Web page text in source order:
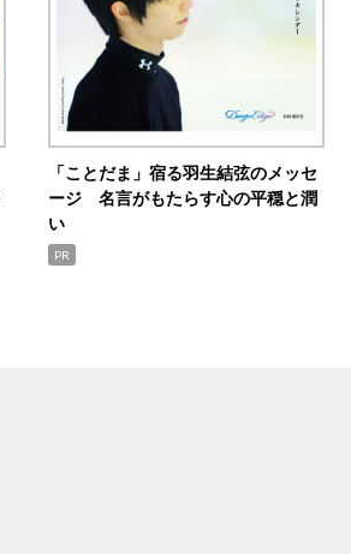
「ことだま」宿る羽生結弦のメッセ
ージ 名言がもたらす心の平穏と潤
い
PR